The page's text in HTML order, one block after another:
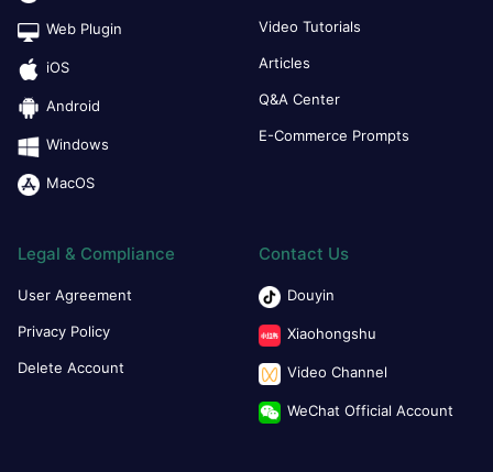
Web Plugin
iOS
Android
Windows
MacOS
Video Tutorials
Articles
Q&A Center
E-Commerce Prompts
Legal & Compliance
User Agreement
Privacy Policy
Delete Account
Contact Us
Douyin
Xiaohongshu
Video Channel
WeChat Official Account